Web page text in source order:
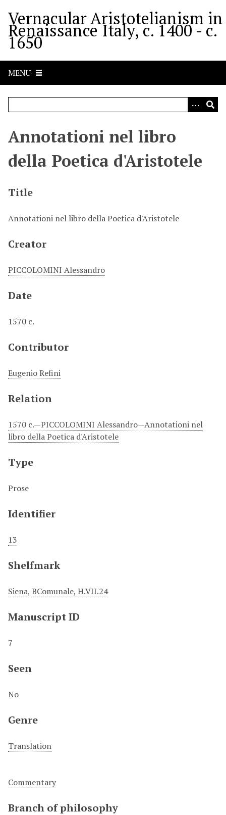
m
Vernacular Aristotelianism in
Renaissance Italy, c. 1400 - c.
1650
MENU
Annotationi nel libro
della Poetica d'Aristotele
Title
Annotationi nel libro della Poetica d'Aristotele
Creator
PICCOLOMINI Alessandro
Date
1570 c.
Contributor
Eugenio Refini
Relation
1570 c.—PICCOLOMINI Alessandro—Annotationi nel
libro della Poetica d'Aristotele
Type
Prose
Identifier
13
Shelfmark
Siena, BComunale, H.VII.24
Manuscript ID
7
Seen
No
Genre
Translation
Commentary
Branch of philosophy